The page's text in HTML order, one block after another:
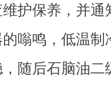
护保养，并通
嗡鸣，低温制
随后石脑油